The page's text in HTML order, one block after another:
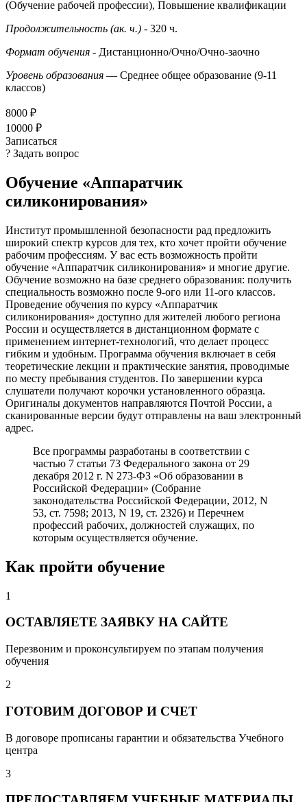
(Обучение рабочей профессии), Повышение квалификации
Продолжительность (ак. ч.) - 320 ч.
Формат обучения - Дистанционно/Очно/Очно-заочно
Уровень образования — Среднее общее образование (9-11
классов)
8000 ₽
10000 ₽
Записаться
? Задать вопрос
Обучение «Аппаратчик
силиконирования»
Институт промышленной безопасности рад предложить
широкий спектр курсов для тех, кто хочет пройти обучение
рабочим профессиям. У вас есть возможность пройти
обучение «Аппаратчик силиконирования» и многие другие.
Обучение возможно на базе среднего образования: получить
специальность возможно после 9-ого или 11-ого классов.
Проведение обучения по курсу «Аппаратчик
силиконирования» доступно для жителей любого региона
России и осуществляется в дистанционном формате с
применением интернет-технологий, что делает процесс
гибким и удобным. Программа обучения включает в себя
теоретические лекции и практические занятия, проводимые
по месту пребывания студентов. По завершении курса
слушатели получают корочки установленного образца.
Оригиналы документов направляются Почтой России, а
сканированные версии будут отправлены на ваш электронный
адрес.
Все программы разработаны в соответствии с
частью 7 статьи 73 Федерального закона от 29
декабря 2012 г. N 273-ФЗ «Об образовании в
Российской Федерации» (Собрание
законодательства Российской Федерации, 2012, N
53, ст. 7598; 2013, N 19, ст. 2326) и Перечнем
профессий рабочих, должностей служащих, по
которым осуществляется обучение.
Как пройти обучение
1
ОСТАВЛЯЕТЕ ЗАЯВКУ НА САЙТЕ
Перезвоним и проконсультируем по этапам получения
обучения
2
ГОТОВИМ ДОГОВОР И СЧЕТ
В договоре прописаны гарантии и обязательства Учебного
центра
3